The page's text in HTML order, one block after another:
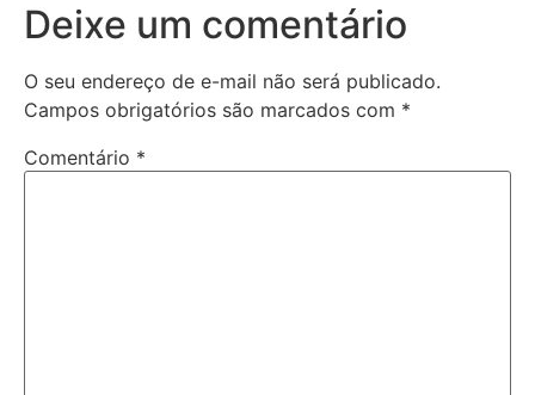
Deixe um comentário
O seu endereço de e-mail não será publicado.
Campos obrigatórios são marcados com *
Comentário *